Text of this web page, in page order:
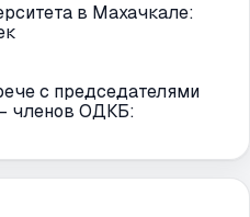
в Махачкале:
с председателями
членов ОДКБ: